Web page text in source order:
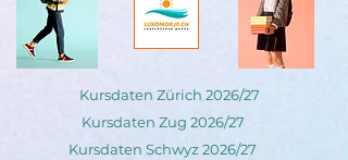
Kursdaten Zürich 2026/27
Kursdaten Zug 2026/27
Kursdaten Schwyz 2026/27